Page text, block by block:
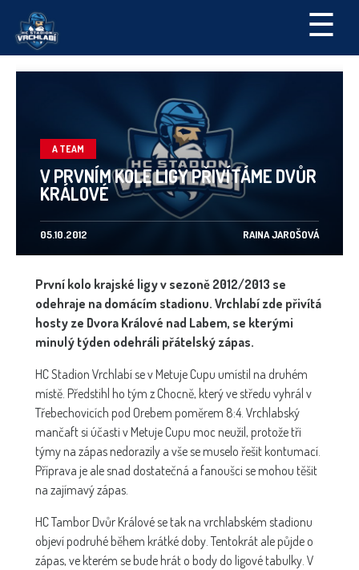
☰
A TEAM
V PRVNÍM KOLE LIGY PŘIVÍTÁME DVŮR
KRÁLOVÉ
05.10.2012 RAINA JAROŠOVÁ
První kolo krajské ligy v sezoně 2012/2013 se
odehraje na domácím stadionu. Vrchlabí zde přivítá
hosty ze Dvora Králové nad Labem, se kterými
minulý týden odehráli přátelský zápas.
HC Stadion Vrchlabí se v Metuje Cupu umístil na druhém
místě. Předstihl ho tým z Chocně, který ve středu vyhrál v
Třebechovicích pod Orebem poměrem 8:4. Vrchlabský
mančaft si účasti v Metuje Cupu moc neužil, protože tři
týmy na zápas nedorazily a vše se muselo řešit kontumací.
Příprava je ale snad dostatečná a fanoušci se mohou těšit
na zajímavý zápas.
HC Tambor Dvůr Králové se tak na vrchlabském stadionu
objeví podruhé během krátké doby. Tentokrát ale půjde o
zápas, ve kterém se bude hrát o body do ligové tabulky. V